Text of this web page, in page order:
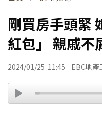
剛買房手頭緊
紅包」 親戚不
2024/01/25 11:45 EBC地產